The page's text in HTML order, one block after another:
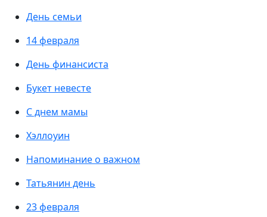
День семьи
14 февраля
День финансиста
Букет невесте
С днем мамы
Хэллоуин
Напоминание о важном
Татьянин день
23 февраля